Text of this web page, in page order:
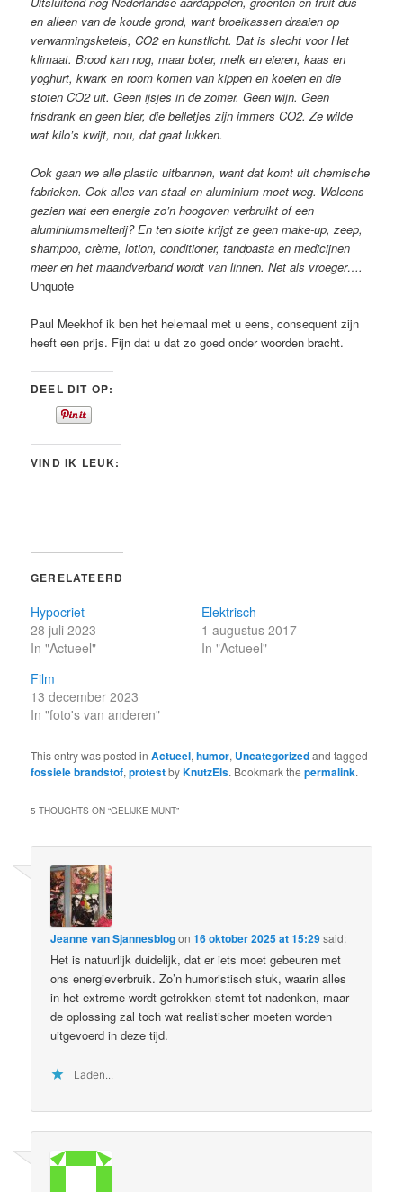
en alleen van de koude grond, want broeikassen draaien op
verwarmingsketels, CO2 en kunstlicht. Dat is slecht voor Het
klimaat. Brood kan nog, maar boter, melk en eieren, kaas en
yoghurt, kwark en room komen van kippen en koeien en die
stoten CO2 uit. Geen ijsjes in de zomer. Geen wijn. Geen
frisdrank en geen bier, die belletjes zijn immers CO2. Ze wilde
wat kilo’s kwijt, nou, dat gaat lukken.
Ook gaan we alle plastic uitbannen, want dat komt uit chemische
fabrieken. Ook alles van staal en aluminium moet weg. Weleens
gezien wat een energie zo’n hoogoven verbruikt of een
aluminiumsmelterij? En ten slotte krijgt ze geen make-up, zeep,
shampoo, crème, lotion, conditioner, tandpasta en medicijnen
meer en het maandverband wordt van linnen. Net als vroeger….
Unquote
Paul Meekhof ik ben het helemaal met u eens, consequent zijn
heeft een prijs. Fijn dat u dat zo goed onder woorden bracht.
DEEL DIT OP:
VIND IK LEUK:
GERELATEERD
Hypocriet
28 juli 2023
In "Actueel"
Elektrisch
1 augustus 2017
In "Actueel"
Film
13 december 2023
In "foto's van anderen"
This entry was posted inActueel,humor, Uncategorizedand tagged
fossiele brandstof,protestbyKnutzEls. Bookmark thepermalink.
5 THOUGHTS ON “GELIJKE MUNT”
Jeanne van Sjannesblogon16 oktober 2025 at 15:29said:
Het is natuurlijk duidelijk, dat er iets moet gebeuren met
ons energieverbruik. Zo’n humoristisch stuk, waarin alles
in het extreme wordt getrokken stemt tot nadenken, maar
de oplossing zal toch wat realistischer moeten worden
uitgevoerd in deze tijd.
Laden...